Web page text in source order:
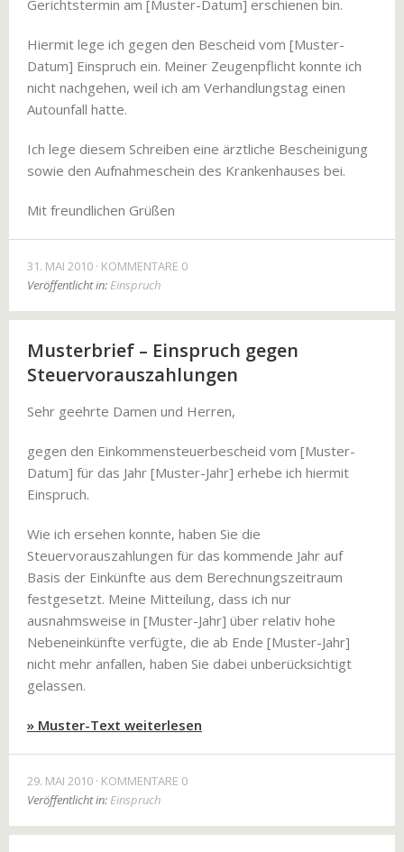
Gerichtstermin am [Muster-Datum] erschienen bin.
Hiermit lege ich gegen den Bescheid vom [Muster-
Datum] Einspruch ein. Meiner Zeugenpflicht konnte ich
nicht nachgehen, weil ich am Verhandlungstag einen
Autounfall hatte.
Ich lege diesem Schreiben eine ärztliche Bescheinigung
sowie den Aufnahmeschein des Krankenhauses bei.
Mit freundlichen Grüßen
31. MAI 2010 KOMMENTARE 0
Veröffentlicht in:Einspruch
Musterbrief – Einspruch gegen
Steuervorauszahlungen
Sehr geehrte Damen und Herren,
gegen den Einkommensteuerbescheid vom [Muster-
Datum] für das Jahr [Muster-Jahr] erhebe ich hiermit
Einspruch.
Wie ich ersehen konnte, haben Sie die
Steuervorauszahlungen für das kommende Jahr auf
Basis der Einkünfte aus dem Berechnungszeitraum
festgesetzt. Meine Mitteilung, dass ich nur
ausnahmsweise in [Muster-Jahr] über relativ hohe
Nebeneinkünfte verfügte, die ab Ende [Muster-Jahr]
nicht mehr anfallen, haben Sie dabei unberücksichtigt
gelassen.
» Muster-Text weiterlesen
29. MAI 2010 KOMMENTARE 0
Veröffentlicht in:Einspruch